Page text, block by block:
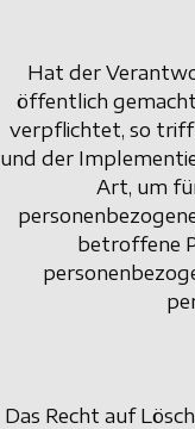
Hat der
öffentlich gemacht
verpflichtet, so
und der
Art, um
betroffene
Das Recht auf